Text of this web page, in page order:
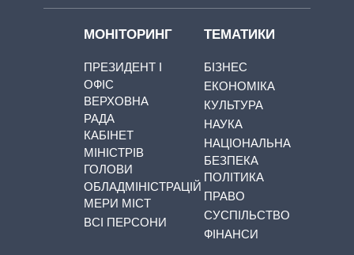
МОНІТОРИНГ
ПРЕЗИДЕНТ І
ОФІС
ВЕРХОВНА
РАДА
КАБІНЕТ
МІНІСТРІВ
ГОЛОВИ
ОБЛАДМІНІСТРАЦІЙ
МЕРИ МІСТ
ВСІ ПЕРСОНИ
ТЕМАТИКИ
БІЗНЕС
ЕКОНОМІКА
КУЛЬТУРА
НАУКА
НАЦІОНАЛЬНА
БЕЗПЕКА
ПОЛІТИКА
ПРАВО
СУСПІЛЬСТВО
ФІНАНСИ